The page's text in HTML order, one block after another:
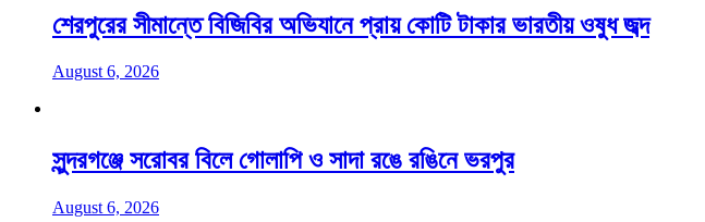
শেরপুরের সীমান্তে বিজিবির অভিযানে প্রায় কোটি টাকার ভারতীয় ওষুধ জব্দ
August 6, 2026
সুন্দরগঞ্জে সরোবর বিলে গোলাপি ও সাদা রঙে রঙিনে ভরপুর
August 6, 2026